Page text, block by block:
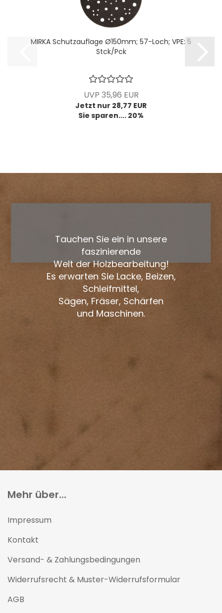
MIRKA Schutzauflage Ø150mm; 57-Loch; VPE: 5
Stck/Pck
UVP 35,96 EUR
Jetzt nur 28,77 EUR
Sie sparen.... 20%
Tauchen Sie ein in unsere
faszinierende
Welt der Holzbearbeitung!
Es erwarten Sie Lacke, Beizen,
Schleifmittel,
Sägen, Fräser, Schärfen
und Maschinen.
Mehr über...
Impressum
Kontakt
Versand- & Zahlungsbedingungen
Widerrufsrecht & Muster-Widerrufsformular
AGB